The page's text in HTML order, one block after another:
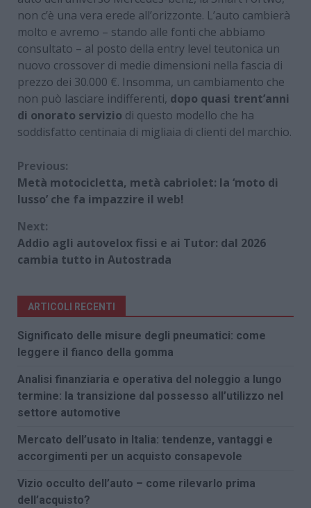
non c’è una vera erede all’orizzonte. L’auto cambierà
molto e avremo – stando alle fonti che abbiamo
consultato – al posto della entry level teutonica un
nuovo crossover di medie dimensioni nella fascia di
prezzo dei 30.000 €. Insomma, un cambiamento che
non può lasciare indifferenti, dopo quasi trent’anni
di onorato servizio di questo modello che ha
soddisfatto centinaia di migliaia di clienti del marchio.
Continue
Reading
Previous:
Metà motocicletta, metà cabriolet: la ‘moto di
lusso’ che fa impazzire il web!
Next:
Addio agli autovelox fissi e ai Tutor: dal 2026
cambia tutto in Autostrada
ARTICOLI RECENTI
Significato delle misure degli pneumatici: come
leggere il fianco della gomma
Analisi finanziaria e operativa del noleggio a lungo
termine: la transizione dal possesso all’utilizzo nel
settore automotive
Mercato dell’usato in Italia: tendenze, vantaggi e
accorgimenti per un acquisto consapevole
Vizio occulto dell’auto – come rilevarlo prima
dell’acquisto?